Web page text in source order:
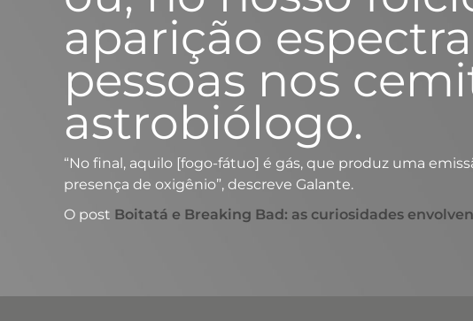
aparição
pessoas nos
astrobiólogo.
“No final, aquilo [fogo-fátuo] é gás, que produz uma
presença de oxigênio”, descreve Galante.
O post Boitatá e Breaking Bad: as curiosidades